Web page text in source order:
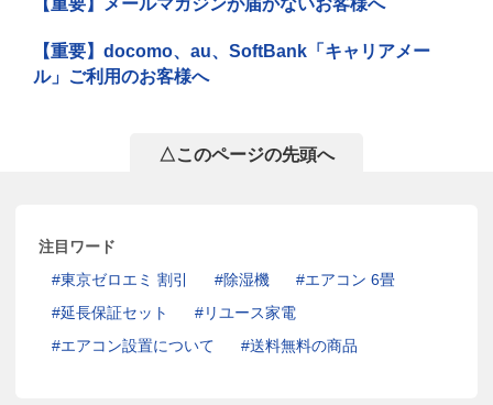
【重要】メールマガジンが届かないお客様へ
【重要】docomo、au、SoftBank「キャリアメー
ル」ご利用のお客様へ
△このページの先頭へ
注目ワード
東京ゼロエミ 割引
除湿機
エアコン 6畳
延長保証セット
リユース家電
エアコン設置について
送料無料の商品